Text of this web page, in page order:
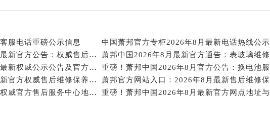
站前街萧邦售后服务中心（需提前预约）
区新华路萧邦售后服务中心（需提前预约）
七经街萧邦售后服务中心（需提前预约）
东一路萧邦售后服务中心（需提前预约）
解放大街萧邦售后服务中心（需提前预约）
区中央路萧邦售后服务中心（需提前预约）
服电话重磅公示信息
中国萧邦官方专柜2026年8月最新电话热线公示
北京萧邦售后维修中心2026年8月最新官方公告：权威售后保养信息公示
三亚萧邦售后服务电话2026年8月最新权威公示公告及官方维修网点信息
萧邦生活售后保障：2026年8月最新官方权威售后维修保养服务信息公示及公告
萧邦保养热线2026年8月最新全国权威官方售后服务中心地址与电话公示信息